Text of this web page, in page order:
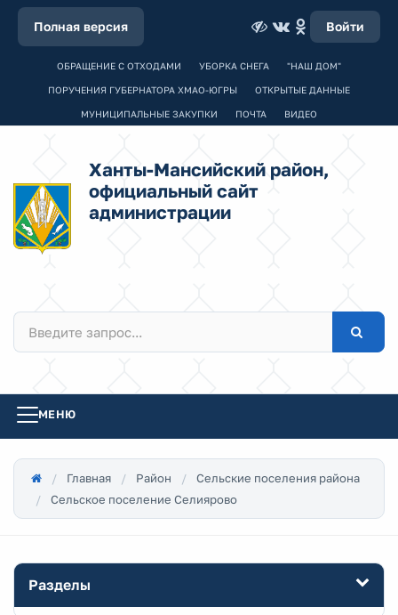
Полная версия Войти
ОБРАЩЕНИЕ С ОТХОДАМИ УБОРКА СНЕГА "НАШ ДОМ"
ПОРУЧЕНИЯ ГУБЕРНАТОРА ХМАО-ЮГРЫ ОТКРЫТЫЕ ДАННЫЕ
МУНИЦИПАЛЬНЫЕ ЗАКУПКИ ПОЧТА ВИДЕО
Ханты-Мансийский район,
официальный сайт
администрации
МЕНЮ
Главная Район
Сельские поселения района
Сельское поселение Селиярово
Разделы